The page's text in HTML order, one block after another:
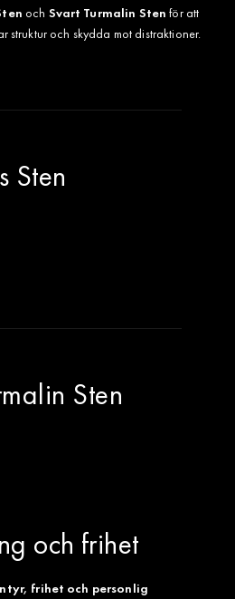
och Svart Turmalin Sten för att
och skydda mot distraktioner.
Sten
Sten
och frihet
frihet och personlig